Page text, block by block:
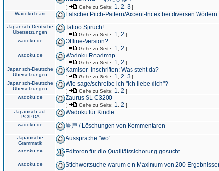
[ Gehe zu Seite: 1 2 3 ]
WadokuTeam
Falscher Pitch-Pattern/Accent-Index bei diversen
Japanisch-Deutsche
Übersetzungen
Tattoo Spruch!
[ Gehe zu Seite: 1 2 ]
wadoku.de
Offline-Version?
[ Gehe zu Seite: 1 2 ]
wadoku.de
Wadoku Roadmap
[ Gehe zu Seite: 1 2 ]
Japanisch-Deutsche
Übersetzungen
Kamisori-Inschriften: Was steht da?
[ Gehe zu Seite: 1 2 3 ]
Japanisch-Deutsche
Übersetzungen
Wie sage/schreibe ich "Ich liebe dich"?
[ Gehe zu Seite: 1 2 ]
wadoku.de
Zaurus SL C3200
[ Gehe zu Seite: 1 2 ]
Japanisch auf
PC/PDA
Wadoku für Kindle
wadoku.de 岩戸 / Löschungen von Kommentaren
Japanische
Grammatik
Aussprache "wo"
wadoku.de Editoren für die Qualitätssicherung gesucht
wadoku.de Stichwortsuche warum ein Maximum von 200